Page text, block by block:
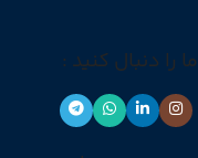
ما را دنبال کنید :